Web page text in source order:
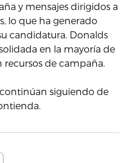
y mensajes dirigidos a
lo que ha generado
candidatura. Donalds
en la mayoría de
recursos de campaña.
siguiendo de